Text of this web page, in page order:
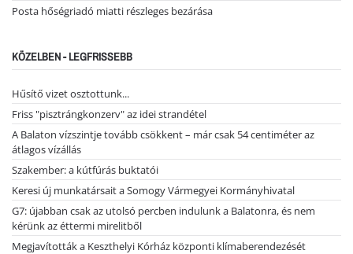
Posta hőségriadó miatti részleges bezárása
KÖZELBEN - LEGFRISSEBB
Hűsítő vizet osztottunk...
Friss "pisztrángkonzerv" az idei strandétel
A Balaton vízszintje tovább csökkent – már csak 54 centiméter az
átlagos vízállás
Szakember: a kútfúrás buktatói
Keresi új munkatársait a Somogy Vármegyei Kormányhivatal
G7: újabban csak az utolsó percben indulunk a Balatonra, és nem
kérünk az éttermi mirelitből
Megjavították a Keszthelyi Kórház központi klímaberendezését